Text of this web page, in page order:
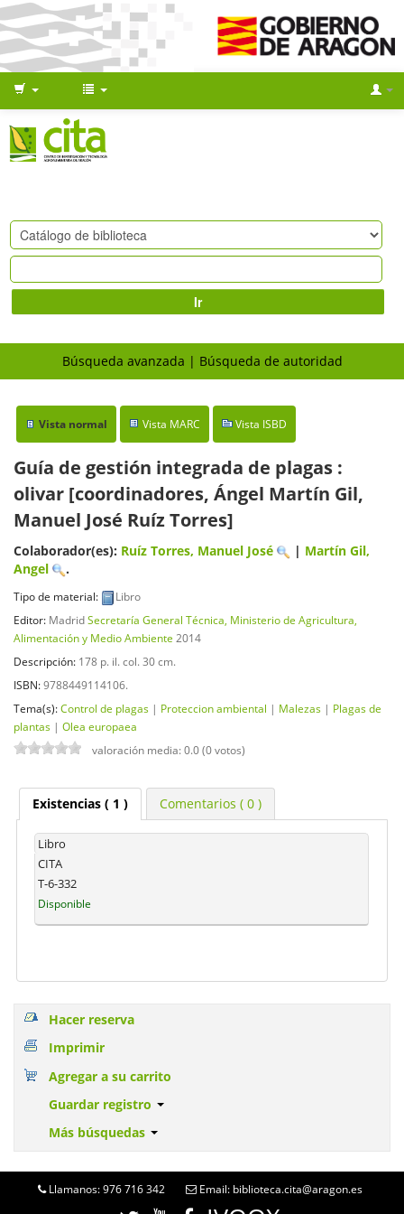
Ir
Búsqueda avanzada Búsqueda de autoridad
Vista normal Vista MARC Vista ISBD
Guía de gestión integrada de plagas :
olivar [coordinadores, Ángel Martín Gil,
Manuel José Ruíz Torres]
Colaborador(es): Ruíz Torres, Manuel José | Martín Gil,
Angel
.
Tipo de material:
Libro
Editor: MadridSecretaría General Técnica, Ministerio de Agricultura,
Alimentación y Medio Ambiente 2014
Descripción: 178 p. il. col. 30 cm.
ISBN:9788449114106.
Tema(s):Control de plagas | Proteccion ambiental | Malezas | Plagas de
plantas | Olea europaea
valoración media: 0.0 (0 votos)
Existencias( 1 ) Comentarios ( 0 )
Libro
CITA
T-6-332
Disponible
Hacer reserva
Imprimir
Agregar a su carrito
Guardar registro
Más búsquedas
Llamanos: 976 716 342 Email: biblioteca.cita@aragon.es